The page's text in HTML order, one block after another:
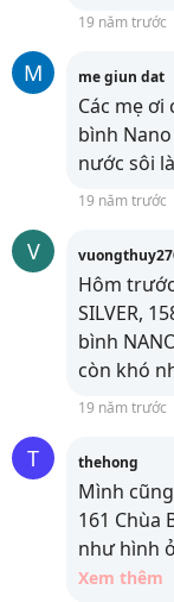
19 năm trước
M me giun dat
Các mẹ ơi
bình
nước sôi
19 năm trước
V
Hôm
SILVER,
bình
còn khó
19 năm trước
T thehong
Mình
161 Chùa
như hình
Xem thêm